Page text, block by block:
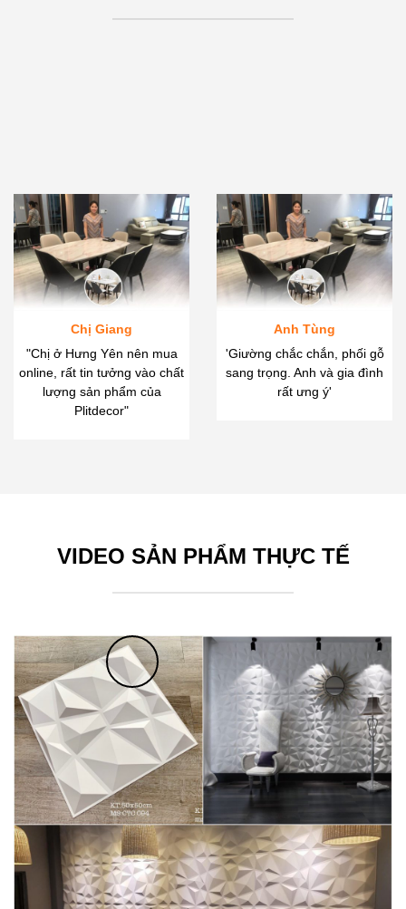
Chị Giang
"Chị ở Hưng Yên nên mua
online, rất tin tưởng vào chất
lượng sản phẩm của
Plitdecor"
Anh Tùng
'Giường chắc chắn, phối gỗ
sang trọng. Anh và gia đình
rất ưng ý'
VIDEO SẢN PHẨM THỰC TẾ